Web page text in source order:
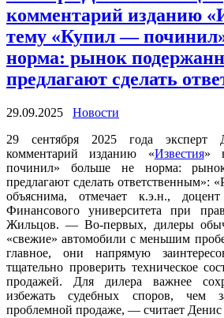
комментарий изданию
тему «Купил —
норма: рынок
предлагают сделать
29.09.2025
Новости
29 сентября 2025 года эксперт
комментарий изданию «Известия»
починил» больше не норма:
предлагают сделать ответственным»:
объяснима, отмечает к.э.н.,
Финансового университета при
Жильцов. — Во-первых, дилеры
«свежие» автомобили с меньшим
главное, они напрямую
тщательно проверить техническое
продажей. Для дилера важнее
избежать судебных споров, чем
проблемной продаже, — считает